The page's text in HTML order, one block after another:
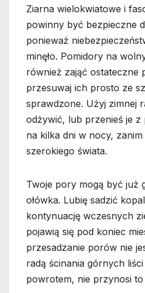
Ziarna wielokwiatowe i
powinny być bezpieczne
ponieważ
minęło. Pomidory na
również zająć ostateczne
przesuwaj ich prosto ze
sprawdzone. Użyj zimnej
odżywić, lub przenieś je
na kilka dni w nocy,
szerokiego świata.
Twoje pory mogą być już
ołówka. Lubię sadzić
kontynuację wczesnych
pojawią się pod koniec
przesadzanie porów nie
radą ścinania górnych
powrotem, nie przynosi